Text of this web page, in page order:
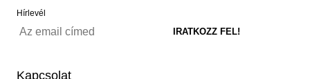
Hírlevél
Kapcsolat